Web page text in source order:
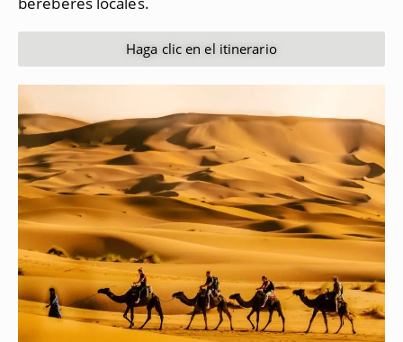
Haga clic en el itinerario